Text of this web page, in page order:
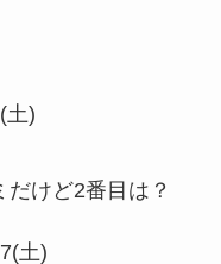
土)
けど2番目は？
土)